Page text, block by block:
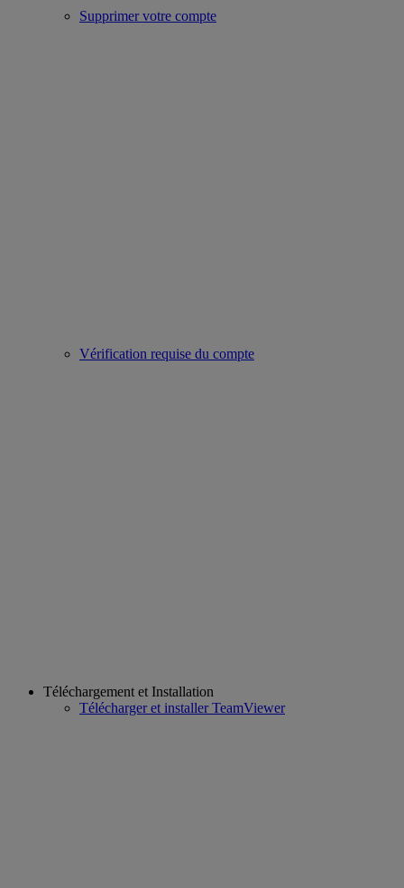
Supprimer votre compte
Vérification requise du compte
Téléchargement et Installation
Télécharger et installer TeamViewer